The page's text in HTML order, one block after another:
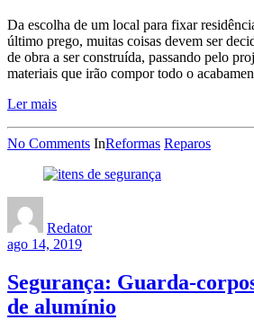
Da escolha de um local para fixar
último prego, muitas coisas devem ser
de obra a ser construída, passando pelo
materiais que irão compor todo o
Ler mais
No Comments InReformas Reparos
Redator
ago 14, 2019
Segurança: Guarda-
de alumínio